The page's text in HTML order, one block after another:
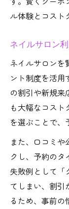
ル体験とコスト
ネイルサロン
ネイルサロンを
ント制度を活
の割引や新規来
も大幅なコスト
を選ぶことで、
また、口コミ
クし、予約のタ
失敗例として「
てしまい、割引
るため、事前の